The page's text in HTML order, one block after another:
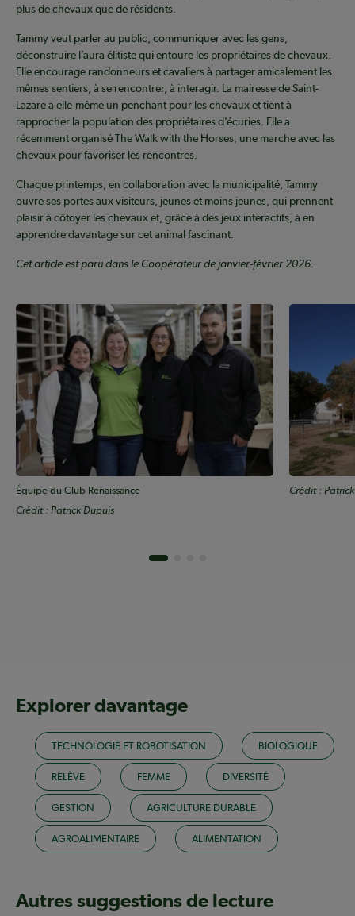
plus de chevaux que de résidents.
Tammy veut parler au public, communiquer avec les gens,
déconstruire l’aura élitiste qui entoure les propriétaires de chevaux.
Elle encourage randonneurs et cavaliers à partager amicalement les
mêmes sentiers, à se rencontrer, à interagir. La mairesse de Saint-
Lazare a elle-même un penchant pour les chevaux et tient à
rapprocher la population des propriétaires d’écuries. Elle a
récemment organisé The Walk with the Horses, une marche avec les
chevaux pour favoriser les rencontres.
Chaque printemps, en collaboration avec la municipalité, Tammy
ouvre ses portes aux visiteurs, jeunes et moins jeunes, qui prennent
plaisir à côtoyer les chevaux et, grâce à des jeux interactifs, à en
apprendre davantage sur cet animal fascinant.
Cet article est paru dans le Coopérateur de janvier-février 2026.
Équipe du Club Renaissance
Crédit : Patrick Dupuis
Crédit :
Explorer davantage
TECHNOLOGIE ET ROBOTISATION BIOLOGIQUE
RELÈVE FEMME DIVERSITÉ
GESTION AGRICULTURE DURABLE
AGROALIMENTAIRE ALIMENTATION
Autres suggestions de lecture